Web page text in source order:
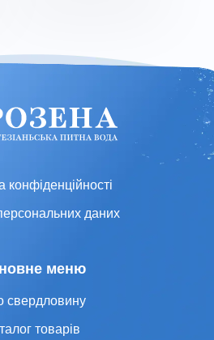
конфіденційності
даних
меню
свердловину
товарів